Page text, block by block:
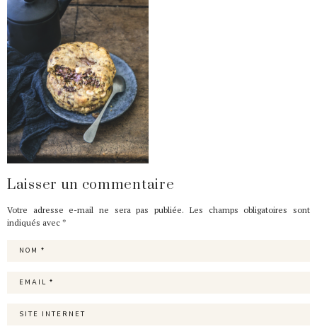
Laisser un commentaire
Votre adresse e-mail ne sera pas publiée. Les champs obligatoires sont
indiqués avec *